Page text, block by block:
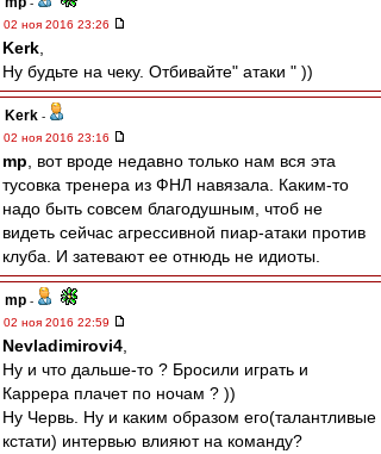
-
02 ноя 2016 23:26
Kerk
Ну будьте на чеку. Отбивайте" атаки " ))
Kerk -
02 ноя 2016 23:16
mp , вот вроде недавно только нам вся эта
тусовка тренера из ФНЛ навязала. Каким-то
надо быть совсем благодушным, чтоб не
видеть сейчас агрессивной пиар-атаки против
клуба. И затевают ее отнюдь не идиоты.
mp -
02 ноя 2016 22:59
Nevladimirovi4
Ну и что дальше-то ? Бросили играть и
Каррера плачет по ночам ? ))
Ну Червь. Ну и каким образом его(талантливые
кстати) интервью влияют на команду?